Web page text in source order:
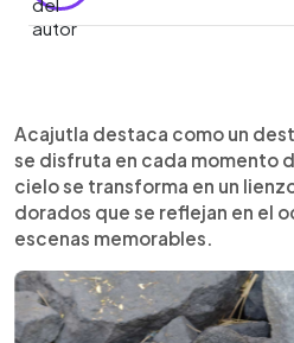
► Escuchar artículo
Acajutla destaca como un
naturaleza se disfruta en
Al caer la tarde, el cielo se
de tonos anaranjados y
en el océano Pacífico,
avistamiento de
en zonas cercanas a la
alimento. Esta
Acajutla destaca como un
se disfruta en cada momento
cielo se transforma en un
dorados que se reflejan en el
escenas memorables.